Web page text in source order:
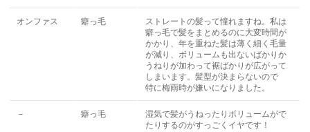
オンファス 癖っ毛
ストレートの髪って憧れますね。私は
癖っ毛で髪をまとめるのに大変時間が
かかり、年を重ねた髪は薄く細く毛量
が減り、ボリュームも出ないばかりか
うねりが加わって裾ばかりが広がって
しまいます。髪型が決まらないので
特に梅雨時が嫌いになりました。
－ 癖っ毛
湿気で髪がうねったりボリュームがで
たりするのがすっごくイヤです！